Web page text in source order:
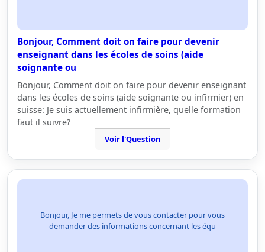
Bonjour, Comment doit on faire pour devenir
enseignant dans les écoles de soins (aide
soignante ou
Bonjour, Comment doit on faire pour devenir enseignant
dans les écoles de soins (aide soignante ou infirmier) en
suisse: Je suis actuellement infirmière, quelle formation
faut il suivre?
Voir l'Question
Bonjour, Je me permets de vous contacter pour vous
demander des informations concernant les équ